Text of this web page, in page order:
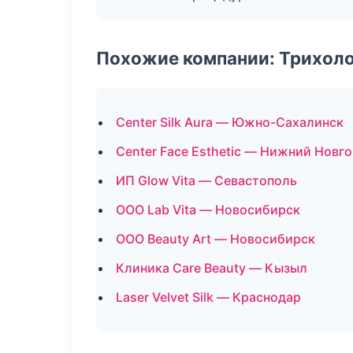
Похожие компании:
Center Silk Aura — Южно-Сахалинск
Center Face Esthetic — Нижний
ИП Glow Vita — Севастополь
ООО Lab Vita — Новосибирск
ООО Beauty Art — Новосибирск
Клиника Care Beauty — Кызыл
Laser Velvet Silk — Краснодар